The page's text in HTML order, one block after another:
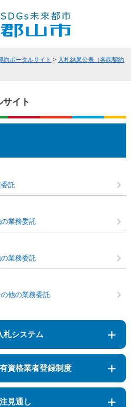
約ポータルサイト > 入札結果公表（各課契約
イト
託
業務委託
業務委託
他の業務委託
札システム
資格業者登録制度
見通し